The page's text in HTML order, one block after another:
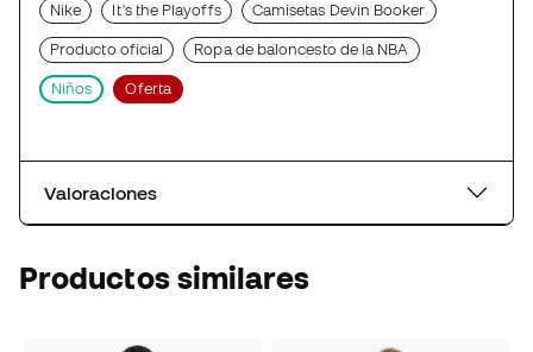
Nike It's the Playoffs Camisetas Devin Booker
Producto oficial Ropa de baloncesto de la NBA
Niños Oferta
Valoraciones
Productos similares